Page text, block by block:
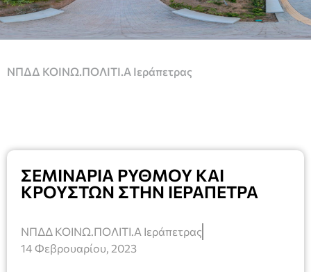
ΝΠΔΔ ΚΟΙΝΩ.ΠΟΛΙΤΙ.Α Ιεράπετρας
ΣΕΜΙΝΑΡΙΑ ΡΥΘΜΟΥ ΚΑΙ
ΚΡΟΥΣΤΩΝ ΣΤΗΝ ΙΕΡΑΠΕΤΡΑ
ΝΠΔΔ ΚΟΙΝΩ.ΠΟΛΙΤΙ.Α Ιεράπετρας
14 Φεβρουαρίου, 2023